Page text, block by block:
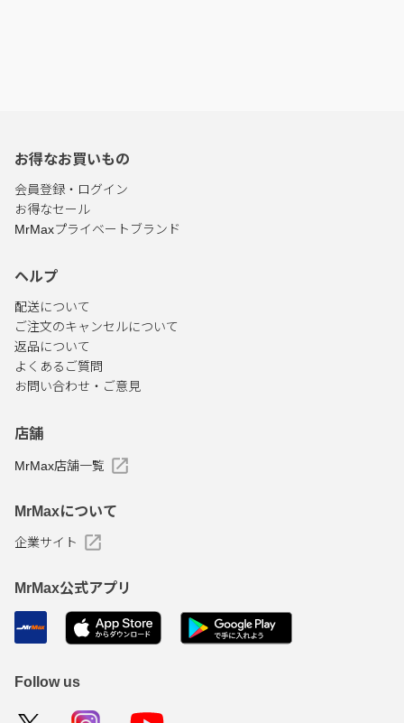
お得なお買いもの
会員登録・ログイン
お得なセール
MrMaxプライベートブランド
ヘルプ
配送について
ご注文のキャンセルについて
返品について
よくあるご質問
お問い合わせ・ご意見
店舗
MrMax店舗一覧
MrMaxについて
企業サイト
MrMax公式アプリ
Follow us